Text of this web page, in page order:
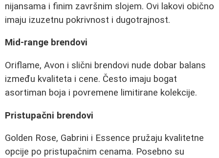
nijansama i finim završnim slojem. Ovi lakovi obično
imaju izuzetnu pokrivnost i dugotrajnost.
Mid-range brendovi
Oriflame, Avon i slični brendovi nude dobar balans
između kvaliteta i cene. Često imaju bogat
asortiman boja i povremene limitirane kolekcije.
Pristupačni brendovi
Golden Rose, Gabrini i Essence pružaju kvalitetne
opcije po pristupačnim cenama. Posebno su